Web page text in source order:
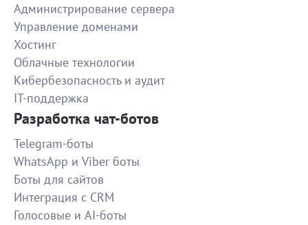
планировалось, пошла на уступки из-за трудоемкости
ручного сбора информации исполнитель всегда на
связи, в целом результат неплохой
700
Презентационные фото фасадов зданий
Задачу выполнила точно и в срок! Спасибо!
1200
Расшифровка аудиофайла 2 часа
Отличный исполнитель. Раньше срока, идеальное
качество.
1200
Администрирование сервера
Управление доменами
Хостинг
Облачные технологии
Кибербезопасность и аудит
IT-поддержка
Разработка чат-ботов
Telegram-боты
WhatsApp и Viber боты
Боты для сайтов
Интеграция с CRM
Голосовые и AI-боты